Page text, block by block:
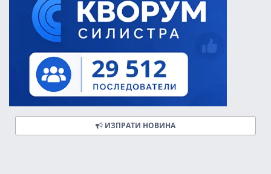
ИЗПРАТИ НОВИНА